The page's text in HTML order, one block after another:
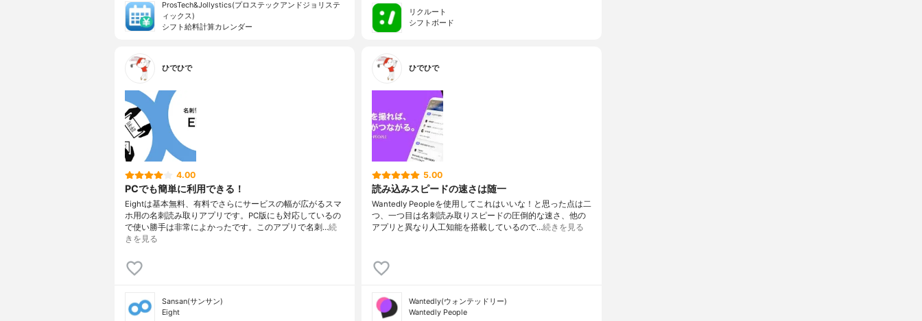
ProsTech&Jollystics(プロステックアンドジョリステ
ィックス)
シフト給料計算カレンダー
リクルート
シフトボード
ひでひで
4.00
PCでも簡単に利用できる！
Eightは基本無料、有料でさらにサービスの幅が広がるスマ
ホ用の名刺読み取りアプリです。PC版にも対応しているの
で使い勝手は非常によかったです。このアプリで名刺…続
きを見る
Sansan(サンサン)
Eight
ひでひで
5.00
読み込みスピードの速さは随一
Wantedly Peopleを使用してこれはいいな！と思った点は二
つ、一つ目は名刺読み取りスピードの圧倒的な速さ、他の
アプリと異なり人工知能を搭載しているので…続きを見る
Wantedly(ウォンテッドリー)
Wantedly People